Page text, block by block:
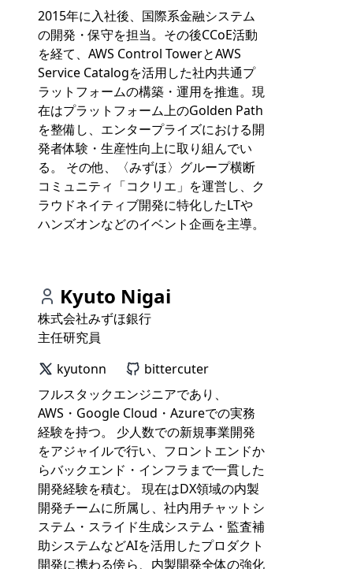
2015年に入社後、国際系金融システム
の開発・保守を担当。その後CCoE活動
を経て、AWS Control TowerとAWS
Service Catalogを活用した社内共通プ
ラットフォームの構築・運用を推進。現
在はプラットフォーム上のGolden Path
を整備し、エンタープライズにおける開
発者体験・生産性向上に取り組んでい
る。 その他、〈みずほ〉グループ横断
コミュニティ「コクリエ」を運営し、ク
ラウドネイティブ開発に特化したLTや
ハンズオンなどのイベント企画を主導。
Kyuto Nigai
株式会社みずほ銀行
主任研究員
kyutonn
bittercuter
フルスタックエンジニアであり、
AWS・Google Cloud・Azureでの実務
経験を持つ。 少人数での新規事業開発
をアジャイルで行い、フロントエンドか
らバックエンド・インフラまで一貫した
開発経験を積む。 現在はDX領域の内製
開発チームに所属し、社内用チャットシ
ステム・スライド生成システム・監査補
助システムなどAIを活用したプロダクト
開発に携わる傍ら、内製開発全体の強化